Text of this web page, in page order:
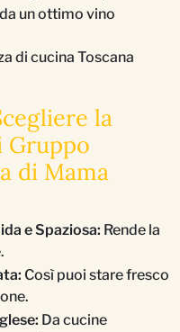
un ottimo vino
di cucina Toscana
la
Gruppo
di Mama
e Spaziosa: Rende la
Così puoi stare fresco
Da cucine